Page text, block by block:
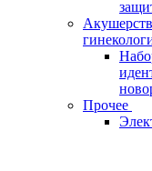
Прочее